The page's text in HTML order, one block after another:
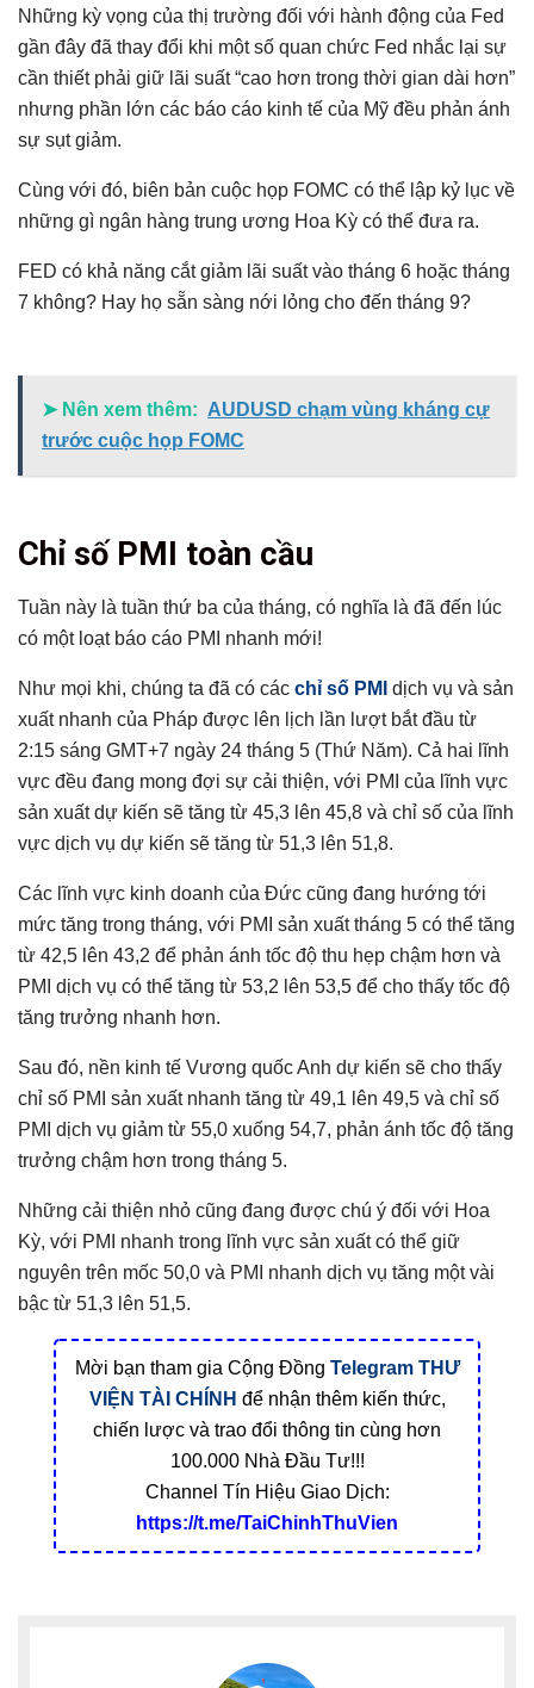
Những kỳ vọng của thị trường đối với hành động của Fed
gần đây đã thay đổi khi một số quan chức Fed nhắc lại sự
cần thiết phải giữ lãi suất “cao hơn trong thời gian dài hơn”
nhưng phần lớn các báo cáo kinh tế của Mỹ đều phản ánh
sự sụt giảm.
Cùng với đó, biên bản cuộc họp FOMC có thể lập kỷ lục về
những gì ngân hàng trung ương Hoa Kỳ có thể đưa ra.
FED có khả năng cắt giảm lãi suất vào tháng 6 hoặc tháng
7 không? Hay họ sẵn sàng nới lỏng cho đến tháng 9?
➤ Nên xem thêm: AUDUSD chạm vùng kháng cự
trước cuộc họp FOMC
Chỉ số PMI toàn cầu
Tuần này là tuần thứ ba của tháng, có nghĩa là đã đến lúc
có một loạt báo cáo PMI nhanh mới!
Như mọi khi, chúng ta đã có các chỉ số PMI dịch vụ và sản
xuất nhanh của Pháp được lên lịch lần lượt bắt đầu từ
2:15 sáng GMT+7 ngày 24 tháng 5 (Thứ Năm). Cả hai lĩnh
vực đều đang mong đợi sự cải thiện, với PMI của lĩnh vực
sản xuất dự kiến ​​​​sẽ tăng từ 45,3 lên 45,8 và chỉ số của lĩnh
vực dịch vụ dự kiến ​​sẽ tăng từ 51,3 lên 51,8.
Các lĩnh vực kinh doanh của Đức cũng đang hướng tới
mức tăng trong tháng, với PMI sản xuất tháng 5 có thể tăng
từ 42,5 lên 43,2 để phản ánh tốc độ thu hẹp chậm hơn và
PMI dịch vụ có thể tăng từ 53,2 lên 53,5 để cho thấy tốc độ
tăng trưởng nhanh hơn.
Sau đó, nền kinh tế Vương quốc Anh dự kiến ​​​​sẽ cho thấy
chỉ số PMI sản xuất nhanh tăng từ 49,1 lên 49,5 và chỉ số
PMI dịch vụ giảm từ 55,0 xuống 54,7, phản ánh tốc độ tăng
trưởng chậm hơn trong tháng 5.
Những cải thiện nhỏ cũng đang được chú ý đối với Hoa
Kỳ, với PMI nhanh trong lĩnh vực sản xuất có thể giữ
nguyên trên mốc 50,0 và PMI nhanh dịch vụ tăng một vài
bậc từ 51,3 lên 51,5.
Mời bạn tham gia Cộng Đồng Telegram THƯ
VIỆN TÀI CHÍNH để nhận thêm kiến thức,
chiến lược và trao đổi thông tin cùng hơn
100.000 Nhà Đầu Tư!!!
Channel Tín Hiệu Giao Dịch:
https://t.me/TaiChinhThuVien